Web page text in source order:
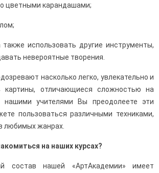
цветными карандашами;
использовать другие инструменты,
невероятные творения.
насколько легко, увлекательно и
картины, отличающиеся сложностью на
нашими учителями Вы преодолеете эти
пользоваться различными техниками,
любимых жанрах.
на наших курсах?
состав нашей «АртАкадемии» имеет